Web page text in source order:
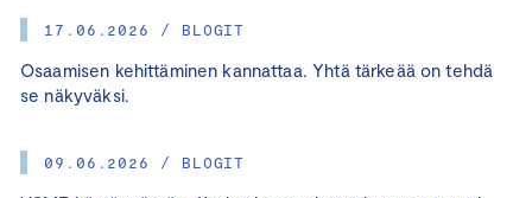
17.06.2026 / BLOGIT
Osaamisen kehittäminen kannattaa. Yhtä tärkeää on tehdä
se näkyväksi.
09.06.2026 / BLOGIT